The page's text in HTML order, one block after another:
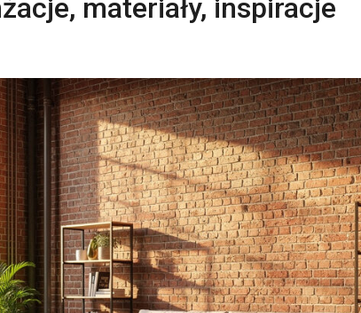
materiały, inspiracje